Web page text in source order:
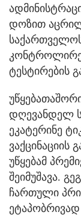
დოზით
ტესტირების
დღევანდელ
ეკატერინე
უწყებამ
შეიმუშავა.
ჩართული